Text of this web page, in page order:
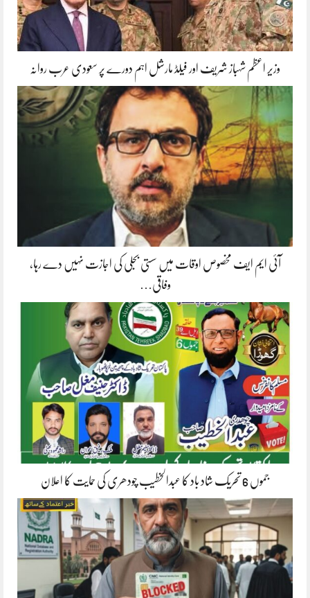
وزیر اعظم شہباز شریف اور فیلڈ مارشل اہم دورے پر سعودی عرب روانہ
آئی ایم ایف مخصوص اوقات میں سستی بجلی کی اجازت نہیں دے رہا،
وفاقی…
جموں 6 تحریک شاد باد کا عبدالخطیب چودھری کی حمایت کا اعلان